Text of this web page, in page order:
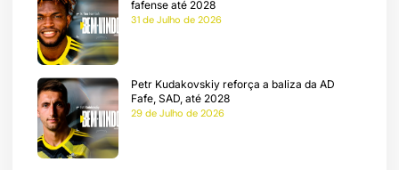
fafense até 2028
31 de Julho de 2026
Petr Kudakovskiy reforça a baliza da AD
Fafe, SAD, até 2028
29 de Julho de 2026